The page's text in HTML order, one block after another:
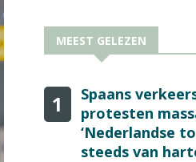
MEEST GELEZEN
1
Spaans
protesten
‘Nederlandse
steeds van